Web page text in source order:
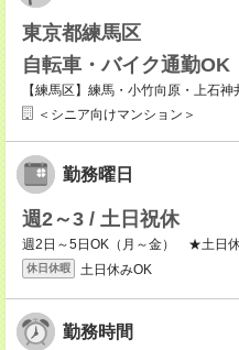
東京都練馬区
自転車・バイク通勤OK
【練馬区】練馬・小竹向原・上石
＜シニア向けマンション＞
勤務曜日
週2～3 / 土日祝休
週2日～5日OK（月～金） ★土日
休日休暇 土日休みOK
勤務時間